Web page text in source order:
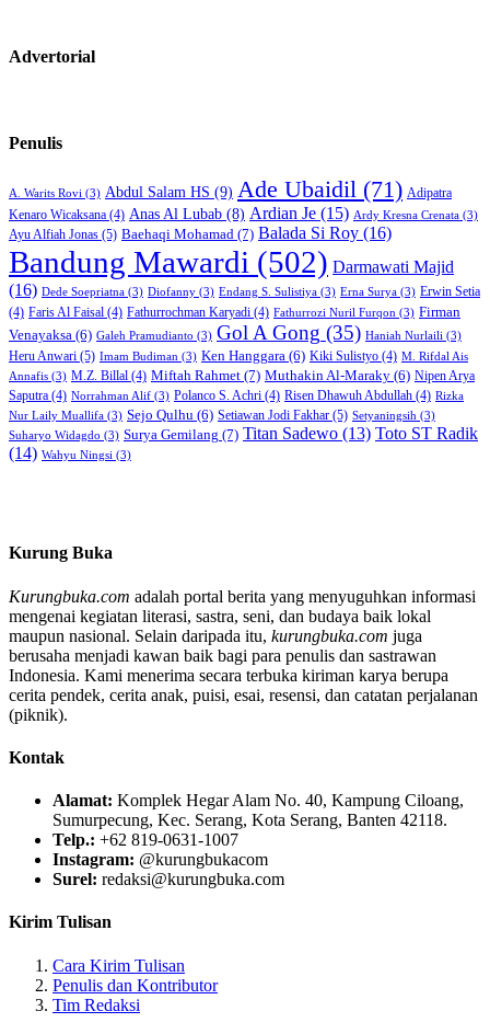
Advertorial
Penulis
A. Warits Rovi (3) Abdul Salam HS (9) Ade Ubaidil (71) Adipatra
Kenaro Wicaksana (4) Anas Al Lubab (8) Ardian Je (15) Ardy Kresna Crenata (3)
Ayu Alfiah Jonas (5) Baehaqi Mohamad (7) Balada Si Roy (16)
Bandung Mawardi (502) Darmawati Majid
(16) Dede Soepriatna (3) Diofanny (3) Endang S. Sulistiya (3) Erna Surya (3) Erwin Setia
(4) Faris Al Faisal (4) Fathurrochman Karyadi (4) Fathurrozi Nuril Furqon (3) Firman
Venayaksa (6) Galeh Pramudianto (3) Gol A Gong (35) Haniah Nurlaili (3)
Heru Anwari (5) Imam Budiman (3) Ken Hanggara (6) Kiki Sulistyo (4) M. Rifdal Ais
Annafis (3) M.Z. Billal (4) Miftah Rahmet (7) Muthakin Al-Maraky (6) Nipen Arya
Saputra (4) Norrahman Alif (3) Polanco S. Achri (4) Risen Dhawuh Abdullah (4) Rizka
Nur Laily Muallifa (3) Sejo Qulhu (6) Setiawan Jodi Fakhar (5) Setyaningsih (3)
Suharyo Widagdo (3) Surya Gemilang (7) Titan Sadewo (13) Toto ST Radik
(14) Wahyu Ningsi (3)
Kurung Buka
Kurungbuka.com adalah portal berita yang menyuguhkan informasi
mengenai kegiatan literasi, sastra, seni, dan budaya baik lokal
maupun nasional. Selain daripada itu, kurungbuka.com juga
berusaha menjadi kawan baik bagi para penulis dan sastrawan
Indonesia. Kami menerima secara terbuka kiriman karya berupa
cerita pendek, cerita anak, puisi, esai, resensi, dan catatan perjalanan
(piknik).
Kontak
Alamat: Komplek Hegar Alam No. 40, Kampung Ciloang,
Sumurpecung, Kec. Serang, Kota Serang, Banten 42118.
Telp.: +62 819-0631-1007
Instagram: @kurungbukacom
Surel: redaksi@kurungbuka.com
Kirim Tulisan
Cara Kirim Tulisan
Penulis dan Kontributor
Tim Redaksi